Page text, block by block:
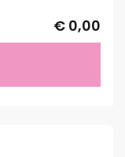
€ 0,00